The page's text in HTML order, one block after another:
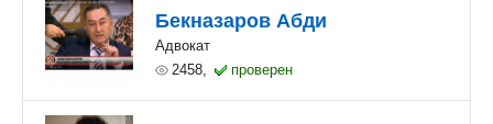
Бекназаров Абди
Адвокат
2458,
проверен